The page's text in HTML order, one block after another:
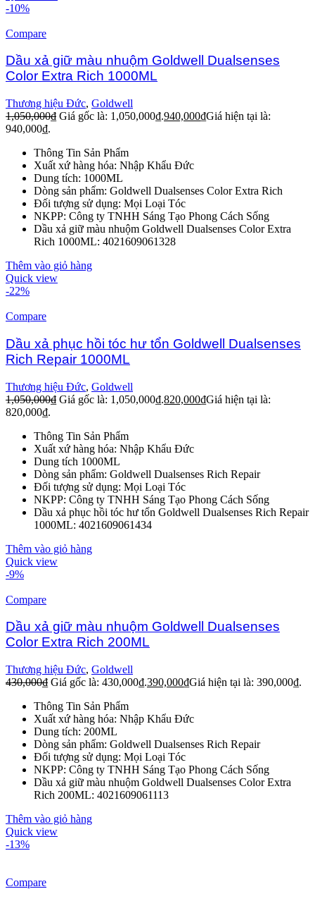
-10%
Compare
Dầu xả giữ màu nhuộm Goldwell Dualsenses
Color Extra Rich 1000ML
Thương hiệu Đức, Goldwell
1,050,000₫ Giá gốc là: 1,050,000₫.940,000₫Giá hiện tại là:
940,000₫.
Thông Tin Sản Phẩm
Xuất xứ hàng hóa: Nhập Khẩu Đức
Dung tích: 1000ML
Dòng sản phẩm: Goldwell Dualsenses Color Extra Rich
Đối tượng sử dụng: Mọi Loại Tóc
NKPP: Công ty TNHH Sáng Tạo Phong Cách Sống
Dầu xả giữ màu nhuộm Goldwell Dualsenses Color Extra
Rich 1000ML: 4021609061328
Thêm vào giỏ hàng
Quick view
-22%
Compare
Dầu xả phục hồi tóc hư tổn Goldwell Dualsenses
Rich Repair 1000ML
Thương hiệu Đức, Goldwell
1,050,000₫ Giá gốc là: 1,050,000₫.820,000₫Giá hiện tại là:
820,000₫.
Thông Tin Sản Phẩm
Xuất xứ hàng hóa: Nhập Khẩu Đức
Dung tích 1000ML
Dòng sản phẩm: Goldwell Dualsenses Rich Repair
Đối tượng sử dụng: Mọi Loại Tóc
NKPP: Công ty TNHH Sáng Tạo Phong Cách Sống
Dầu xả phục hồi tóc hư tổn Goldwell Dualsenses Rich Repair
1000ML: 4021609061434
Thêm vào giỏ hàng
Quick view
-9%
Compare
Dầu xả giữ màu nhuộm Goldwell Dualsenses
Color Extra Rich 200ML
Thương hiệu Đức, Goldwell
430,000₫ Giá gốc là: 430,000₫.390,000₫Giá hiện tại là: 390,000₫.
Thông Tin Sản Phẩm
Xuất xứ hàng hóa: Nhập Khẩu Đức
Dung tích: 200ML
Dòng sản phẩm: Goldwell Dualsenses Rich Repair
Đối tượng sử dụng: Mọi Loại Tóc
NKPP: Công ty TNHH Sáng Tạo Phong Cách Sống
Dầu xả giữ màu nhuộm Goldwell Dualsenses Color Extra
Rich 200ML: 4021609061113
Thêm vào giỏ hàng
Quick view
-13%
Compare